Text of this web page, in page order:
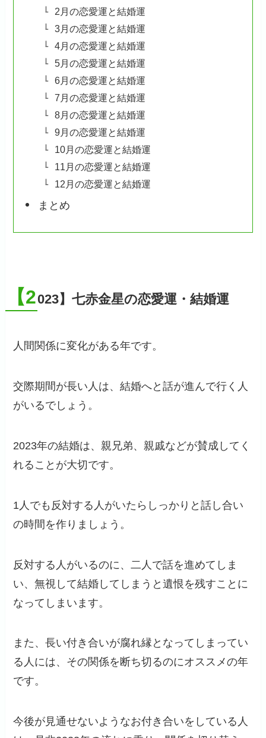
2月の恋愛運と結婚運
3月の恋愛運と結婚運
4月の恋愛運と結婚運
5月の恋愛運と結婚運
6月の恋愛運と結婚運
7月の恋愛運と結婚運
8月の恋愛運と結婚運
9月の恋愛運と結婚運
10月の恋愛運と結婚運
11月の恋愛運と結婚運
12月の恋愛運と結婚運
まとめ
【2023】七赤金星の恋愛運・結婚運
人間関係に変化がある年です。
交際期間が長い人は、結婚へと話が進んで行く人
がいるでしょう。
2023年の結婚は、親兄弟、親戚などが賛成してく
れることが大切です。
1人でも反対する人がいたらしっかりと話し合い
の時間を作りましょう。
反対する人がいるのに、二人で話を進めてしま
い、無視して結婚してしまうと遺恨を残すことに
なってしまいます。
また、長い付き合いが腐れ縁となってしまってい
る人には、その関係を断ち切るのにオススメの年
です。
今後が見通せないようなお付き合いをしている人